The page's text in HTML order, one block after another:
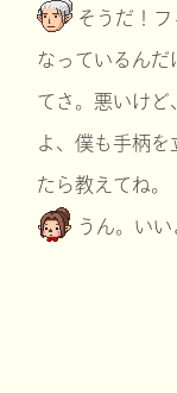
そうだ！
なっているんだ
てさ。悪いけど
よ、僕も手柄を
たら教えてね。
うん。いい